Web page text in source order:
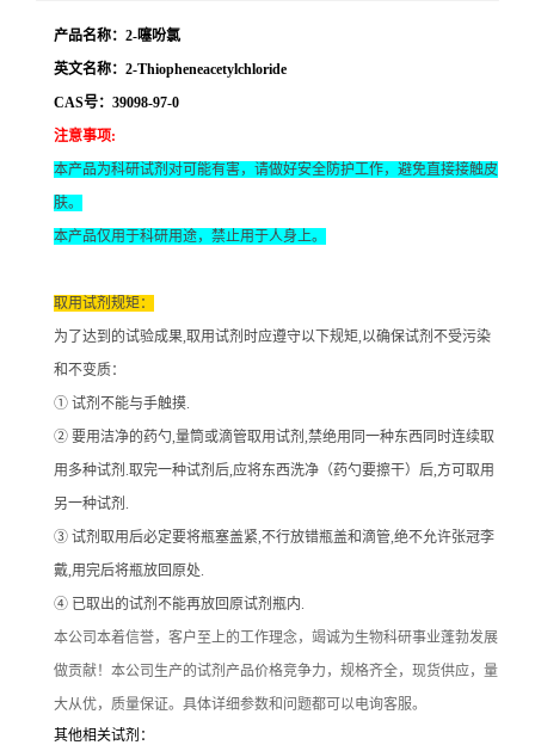
产品名称：2-噻吩氯
英文名称：2-Thiopheneacetylchloride
CAS号：39098-97-0
注意事项:
本产品为科研试剂对可能有害，请做好安全防护工作，避免直接接触皮
肤。
本产品仅用于科研用途，禁止用于人身上。
取用试剂规矩：
为了达到的试验成果,取用试剂时应遵守以下规矩,以确保试剂不受污染
和不变质：
① 试剂不能与手触摸.
② 要用洁净的药勺,量筒或滴管取用试剂,禁绝用同一种东西同时连续取
用多种试剂.取完一种试剂后,应将东西洗净（药勺要擦干）后,方可取用
另一种试剂.
③ 试剂取用后必定要将瓶塞盖紧,不行放错瓶盖和滴管,绝不允许张冠李
戴,用完后将瓶放回原处.
④ 已取出的试剂不能再放回原试剂瓶内.
本公司本着信誉，客户至上的工作理念，竭诚为生物科研事业蓬勃发展
做贡献！本公司生产的试剂产品价格竞争力，规格齐全，现货供应，量
大从优，质量保证。具体详细参数和问题都可以电询客服。
其他相关试剂：